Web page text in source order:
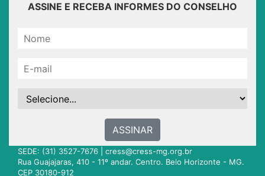
ASSINE E RECEBA INFORMES DO CONSELHO
ASSINAR
SEDE: (31) 3527-7676 | cress@cress-mg.org.br
Rua Guajajaras, 410 - 11º andar. Centro. Belo Horizonte - MG.
CEP 30180-912